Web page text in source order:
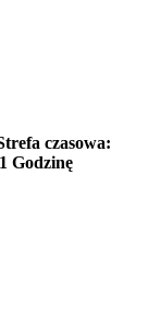
czasowa:
Godzinę